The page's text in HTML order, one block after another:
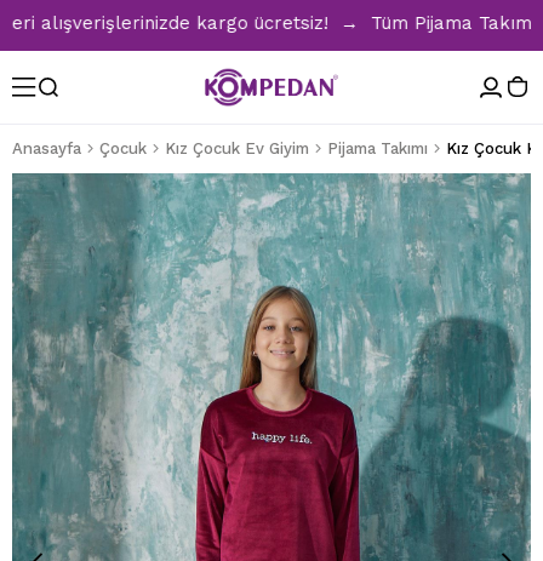
alışverişlerinizde kargo ücretsiz! → Tüm Pijama
Anasayfa Çocuk Kız Çocuk Ev Giyim Pijama Takımı